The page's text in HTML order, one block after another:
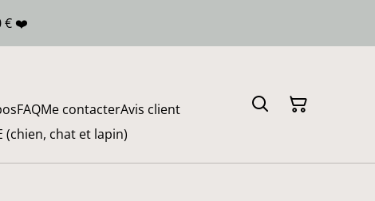
€ ❤️
FAQMe contacterAvis client
(chien, chat et lapin)